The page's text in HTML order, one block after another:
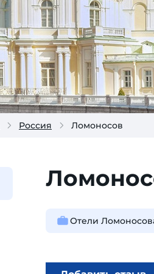
Россия Ломоносов
Отели